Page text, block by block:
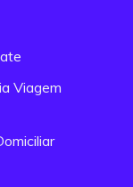
Viagem